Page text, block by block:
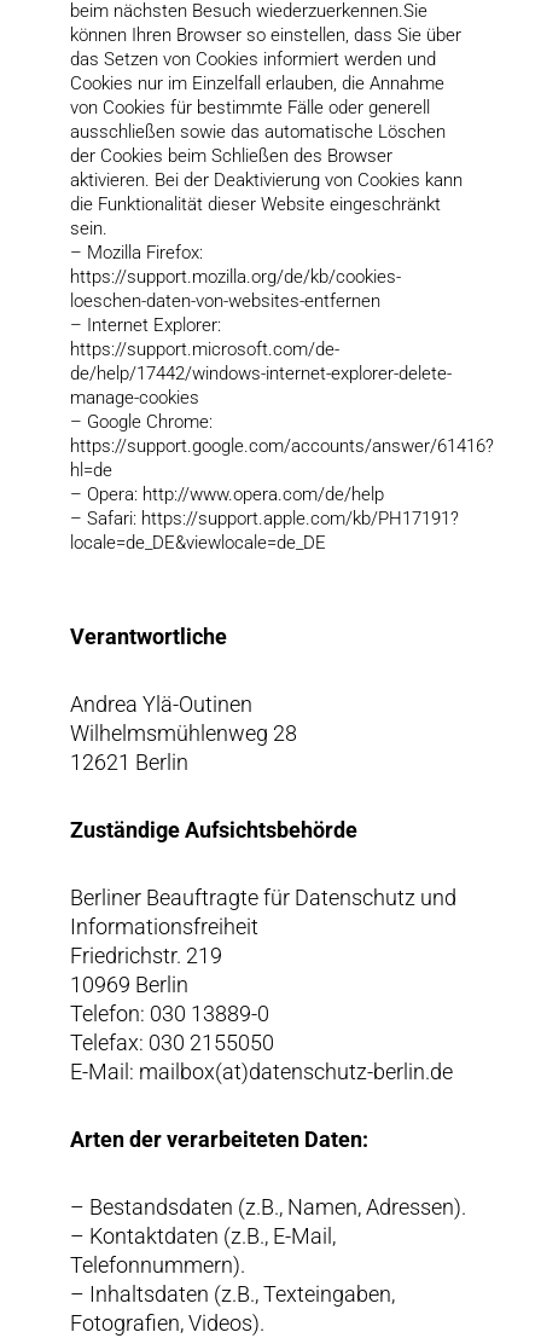
beim nächsten Besuch wiederzuerkennen.Sie
können Ihren Browser so einstellen, dass Sie über
das Setzen von Cookies informiert werden und
Cookies nur im Einzelfall erlauben, die Annahme
von Cookies für bestimmte Fälle oder generell
ausschließen sowie das automatische Löschen
der Cookies beim Schließen des Browser
aktivieren. Bei der Deaktivierung von Cookies kann
die Funktionalität dieser Website eingeschränkt
sein.
– Mozilla Firefox:
https://support.mozilla.org/de/kb/cookies-
loeschen-daten-von-websites-entfernen
– Internet Explorer:
https://support.microsoft.com/de-
de/help/17442/windows-internet-explorer-delete-
manage-cookies
– Google Chrome:
https://support.google.com/accounts/answer/61416?
hl=de
– Opera: http://www.opera.com/de/help
– Safari: https://support.apple.com/kb/PH17191?
locale=de_DE&viewlocale=de_DE
Verantwortliche
Andrea Ylä-Outinen
Wilhelmsmühlenweg 28
12621 Berlin
Zuständige Aufsichtsbehörde
Berliner Beauftragte für Datenschutz und
Informationsfreiheit
Friedrichstr. 219
10969 Berlin
Telefon: 030 13889-0
Telefax: 030 2155050
E-Mail: mailbox(at)datenschutz-berlin.de
Arten der verarbeiteten Daten:
– Bestandsdaten (z.B., Namen, Adressen).
– Kontaktdaten (z.B., E-Mail,
Telefonnummern).
– Inhaltsdaten (z.B., Texteingaben,
Fotografien, Videos).